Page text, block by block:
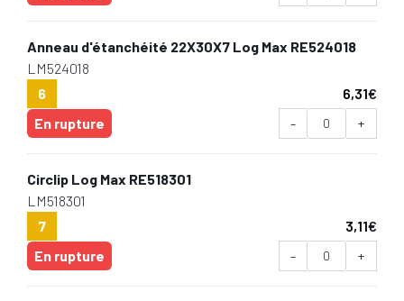
Anneau d'étanchéité 22X30X7 Log Max RE524018
LM524018
6
6,31€
En rupture
- +
Circlip Log Max RE518301
LM518301
7
3,11€
En rupture
- +